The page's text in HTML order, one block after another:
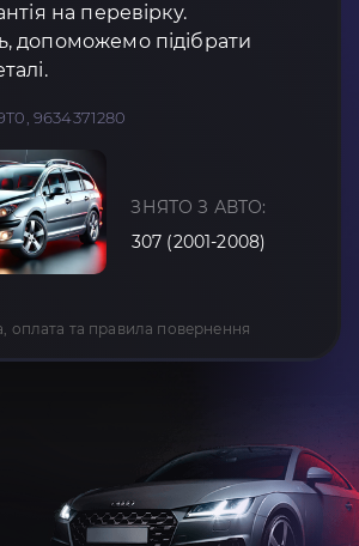
на перевірку.
допоможемо підібрати
9634371280
ЗНЯТО З АВТО:
307 (2001-2008)
оплата та правила повернення